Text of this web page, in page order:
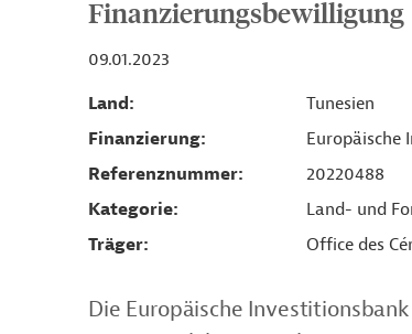
Finanzierungsbewilligung
09.01.2023
Land
Tunesien
Finanzierung
Europäische
Referenznummer
20220488
Kategorie
Land- und
Träger
Office des
Die Europäische